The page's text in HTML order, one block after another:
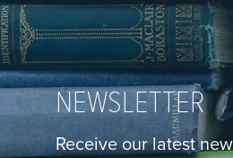
NEWSLETTER
Receive our latest